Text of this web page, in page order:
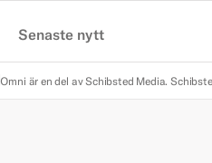
Senaste nytt
Omni är en del av Schibsted Media.